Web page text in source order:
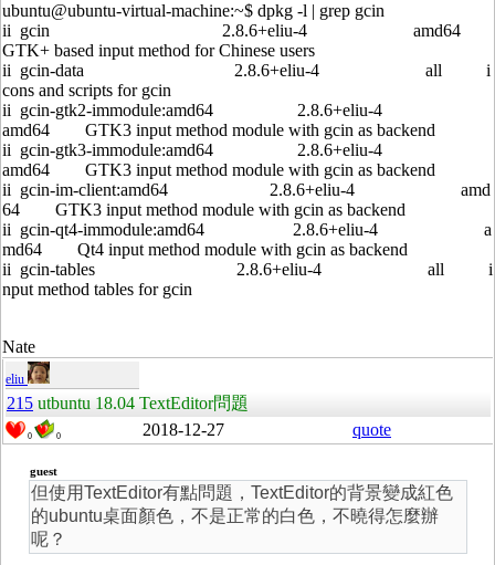
ubuntu@ubuntu-virtual-machine:~$ dpkg -l | grep gcin
ii gcin 2.8.6+eliu-4 amd64
GTK+ based input method for Chinese users
ii gcin-data 2.8.6+eliu-4 all i
cons and scripts for gcin
ii gcin-gtk2-immodule:amd64 2.8.6+eliu-4
amd64 GTK3 input method module with gcin as backend
ii gcin-gtk3-immodule:amd64 2.8.6+eliu-4
amd64 GTK3 input method module with gcin as backend
ii gcin-im-client:amd64 2.8.6+eliu-4 amd
64 GTK3 input method module with gcin as backend
ii gcin-qt4-immodule:amd64 2.8.6+eliu-4 a
md64 Qt4 input method module with gcin as backend
ii gcin-tables 2.8.6+eliu-4 all i
nput method tables for gcin
Nate
eliu
215 utbuntu 18.04 TextEditor問題
0 0 2018-12-27 quote
guest
但使用TextEditor有點問題，TextEditor的背景變成紅色
的ubuntu桌面顏色，不是正常的白色，不曉得怎麼辦
呢？